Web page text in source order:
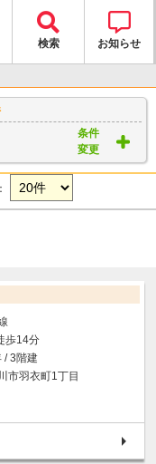
検索 お知らせ
条件
変更
歩14分
/ 3階建
市羽衣町1丁目